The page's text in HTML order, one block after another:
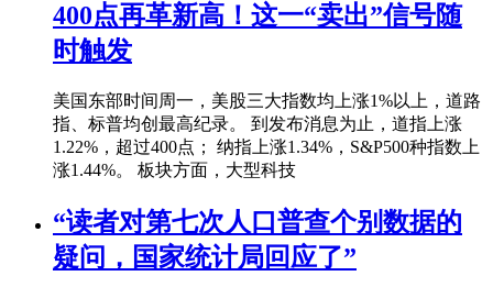
400点再革新高！这一“卖出”信号随
时触发
美国东部时间周一，美股三大指数均上涨1%以上，道路
指、标普均创最高纪录。 到发布消息为止，道指上涨
1.22%，超过400点； 纳指上涨1.34%，S&P500种指数上
涨1.44%。 板块方面，大型科技
“读者对第七次人口普查个别数据的
疑问，国家统计局回应了”